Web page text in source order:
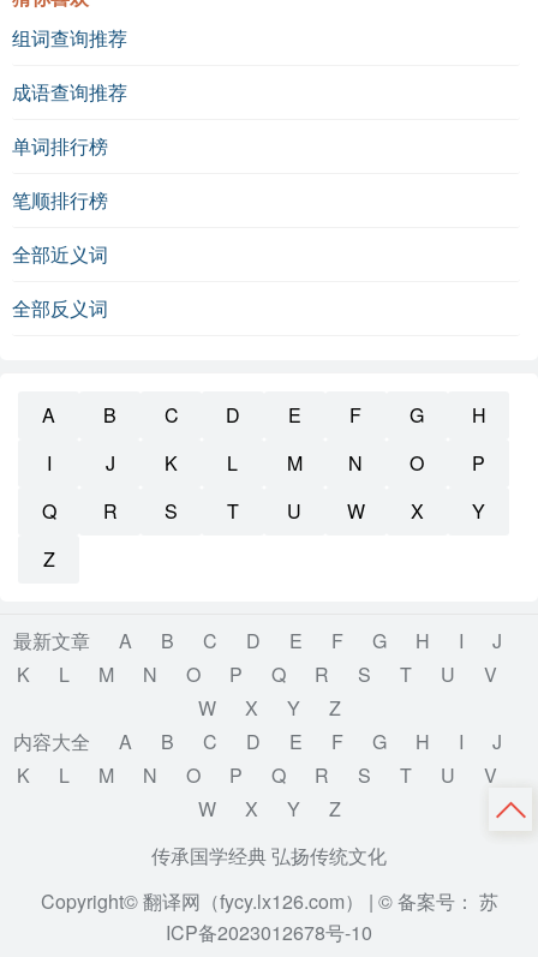
组词查询推荐
成语查询推荐
单词排行榜
笔顺排行榜
全部近义词
全部反义词
A B C D E F G
H
I
J K L M N O
P
Q
R S T U W X
Y
Z
最新文章 A B C D E F G H I
J
K
L M N O P Q R S T U
V
W
X Y
Z
内容大全
A B C D E F G H I
J
K
L M N O P Q R S T U
V
W
X Y
Z
传承国学经典 弘扬传统文化
Copyright© 翻译网（fycy.lx126.com） | © 备案号： 苏
ICP备2023012678号-10